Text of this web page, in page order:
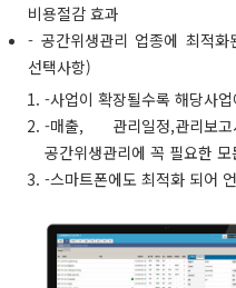
비용절감 효과
- 공간위생관리 업종에 최적화
선택사항)
-사업이 확장될수록 해당사
-매출, 관리일정,관리보
공간위생관리에 꼭 필요한 모
-스마트폰에도 최적화 되어